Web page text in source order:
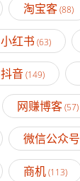
淘宝客(88)
小红书 (63)
抖音(149)
网赚博客(57)
微信公众号
商机(113)